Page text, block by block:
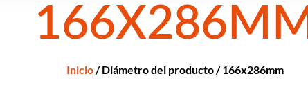
166X286MM
Inicio/ Diámetro del producto / 166x286mm